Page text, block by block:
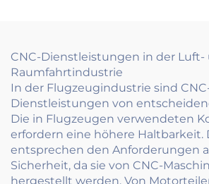
CNC-Dienstleistungen in der Luft-
Raumfahrtindustrie
In der Flugzeugindustrie sind
Dienstleistungen von
Die in Flugzeugen verwendeten
erfordern eine höhere Haltbarkeit.
entsprechen den Anforderungen
Sicherheit, da sie von CNC-
hergestellt werden. Von